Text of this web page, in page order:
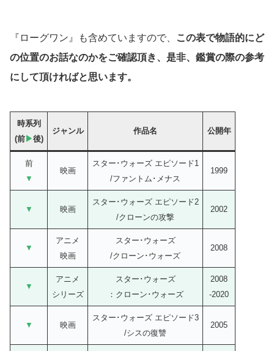
『ローグワン』も含めていますので、
この表で物語的にど
の位置のお話なのかをご確認頂き、是非、鑑賞の際の参考
にして頂ければと思います。
時系列
(前▶後)
ジャンル 作品名 公開年
前
▼
映画
スター･ウォーズ エピソード1
/ファントム･メナス
1999
▼ 映画
スター･ウォーズ エピソード2
/クローンの攻撃
2002
▼
アニメ
映画
スター･ウォーズ
/クローン･ウォーズ
2008
▼
アニメ
シリーズ
スター･ウォーズ
：クローン･ウォーズ
2008
-2020
▼ 映画
スター･ウォーズ エピソード3
/シスの復讐
2005